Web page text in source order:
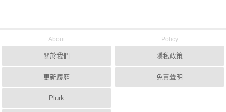
About
關於我們
更新履歷
Plurk
Policy
隱私政策
免責聲明